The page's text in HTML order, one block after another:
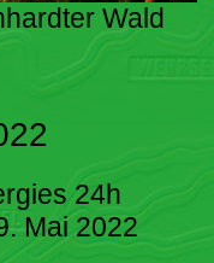
Wald
24h
Mai 2022